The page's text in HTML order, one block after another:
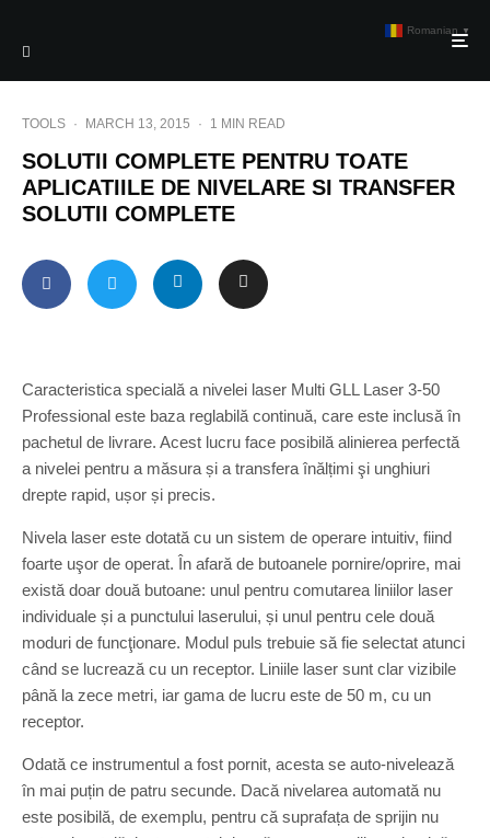
TOOLS · MARCH 13, 2015 · 1 MIN READ
SOLUTII COMPLETE PENTRU TOATE
APLICATIILE DE NIVELARE SI TRANSFER
SOLUTII COMPLETE
Caracteristica specială a nivelei laser Multi GLL Laser 3-50
Professional este baza reglabilă continuă, care este inclusă în
pachetul de livrare. Acest lucru face posibilă alinierea perfectă
a nivelei pentru a măsura și a transfera înălțimi şi unghiuri
drepte rapid, ușor și precis.
Nivela laser este dotată cu un sistem de operare intuitiv, fiind
foarte uşor de operat. În afară de butoanele pornire/oprire, mai
există doar două butoane: unul pentru comutarea liniilor laser
individuale și a punctului laserului, și unul pentru cele două
moduri de funcţionare. Modul puls trebuie să fie selectat atunci
când se lucrează cu un receptor. Liniile laser sunt clar vizibile
până la zece metri, iar gama de lucru este de 50 m, cu un
receptor.
Odată ce instrumentul a fost pornit, acesta se auto-nivelează
în mai puțin de patru secunde. Dacă nivelarea automată nu
este posibilă, de exemplu, pentru că suprafața de sprijin nu
Romanian ▼